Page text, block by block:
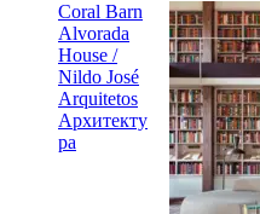
Coral Barn
Alvorada
House /
Nildo José
Arquitetos
Архитекту
ра